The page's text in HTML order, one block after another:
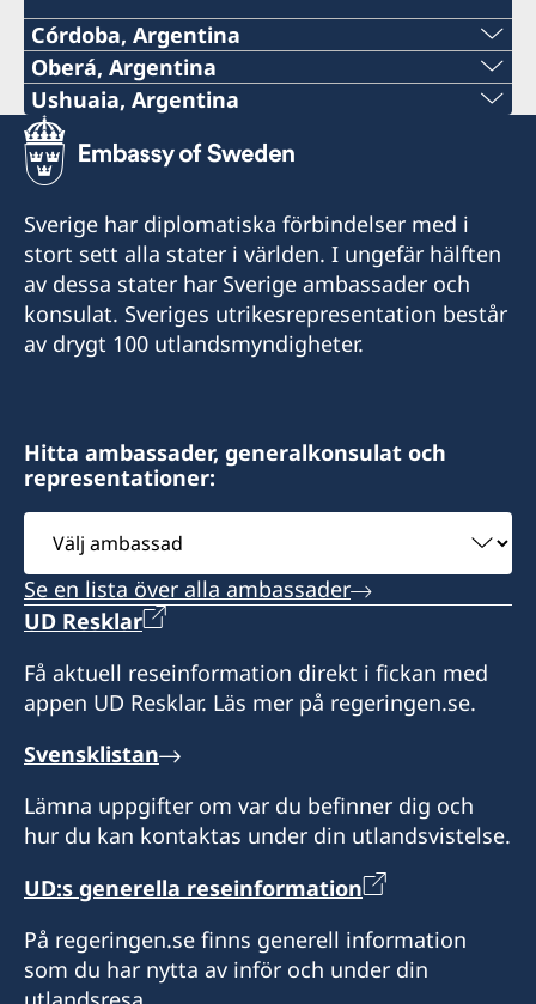
Córdoba, Argentina
Det är för närvarande inte möjligt att få
konsulär service på konsulatet.
Kontakta ambassaden via e-post om du har
aires@gov.se
Oberá, Argentina
Tel:
+54 9 11 51148132
consuladodesueciaenobera@gmail.com
Adress:
La Rioja 355
Honorärkonsul
Mónica Erasmie
Ushuaia, Argentina
Tel:
+54 2901 423240
Mobil:
+54 9 2901 646428
E-post:
Adress:
Gobernador Paz 1569
V9410BBE Ushuaia, Tierra del Fuego
Argentina
Vänligen boka tid via mejl eller whatsapp innan
besök.
Honorärkonsul
Sverige har diplomatiska förbindelser med i
stort sett alla stater i världen. I ungefär hälften
av dessa stater har Sverige ambassader och
konsulat. Sveriges utrikesrepresentation består
av drygt 100 utlandsmyndigheter.
Hitta ambassader, generalkonsulat och
representationer:
Välj
ambassad
Se en lista över alla ambassader
UD Resklar
Få aktuell reseinformation direkt i fickan med
appen UD Resklar. Läs mer på regeringen.se.
Svensklistan
Lämna uppgifter om var du befinner dig och
hur du kan kontaktas under din utlandsvistelse.
UD:s generella reseinformation
På regeringen.se finns generell information
som du har nytta av inför och under din